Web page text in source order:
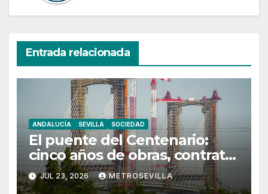
Entrada relacionada
ANDALUCÍA SEVILLA SOCIEDAD
El puente del Centenario:
cinco años de obras, contrato
rescindido y un futuro
incierto
JUL 23, 2026 METROSEVILLA